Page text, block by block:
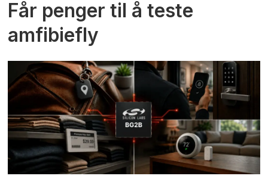
Får penger til å teste
amfibiefly